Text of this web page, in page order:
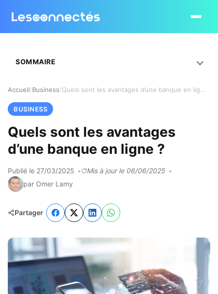
Ouvrir le
Accueil Business Quels sont les avantages d’une banque en ligne ?
BUSINESS
Quels sont les avantages
d’une banque en ligne ?
Publié le 27/03/2025
Mis à jour le 06/06/2025
par Omer Lamy
Partager
SOMMAIRE